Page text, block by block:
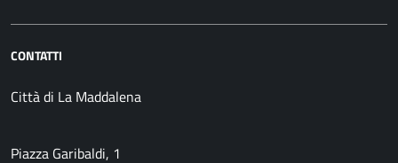
CONTATTI
Città di La Maddalena
Piazza Garibaldi, 1